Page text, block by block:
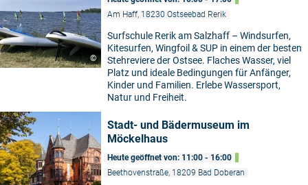
©
Am Haff, 18230 Ostseebad Rerik
Surfschule Rerik am Salzhaff – Windsurfen,
Kitesurfen, Wingfoil & SUP in einem der besten
Stehreviere der Ostsee. Flaches Wasser, viel
Platz und ideale Bedingungen für Anfänger,
Kinder und Familien. Erlebe Wassersport,
Natur und Freiheit.
Stadt- und Bädermuseum im
Möckelhaus
Heute geöffnet von: 11:00 - 16:00
Beethovenstraße, 18209 Bad Doberan